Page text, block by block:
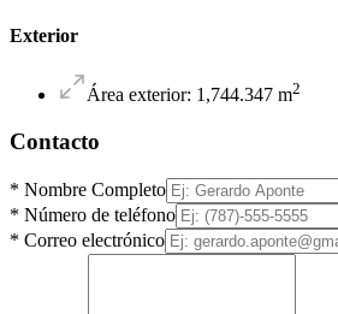
Exterior
Área exterior: 1,744.347 m2
Contacto
* Nombre Completo
* Número de teléfono
* Correo electrónico